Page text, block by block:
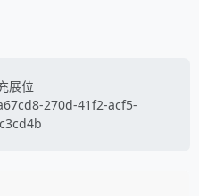
展位
270d-41f2-acf5-